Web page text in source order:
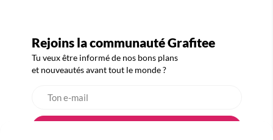
Rejoins la communauté Grafitee
Tu veux être informé de nos bons plans
et nouveautés avant tout le monde ?